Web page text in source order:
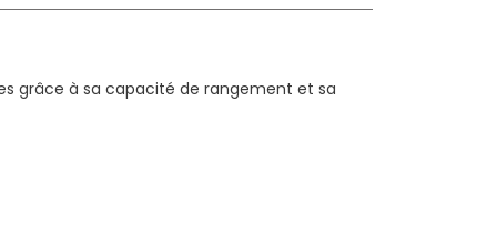
grâce à sa capacité de rangement et sa